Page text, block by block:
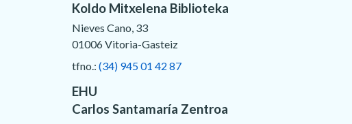
Koldo Mitxelena Biblioteka
Nieves Cano, 33
01006 Vitoria-Gasteiz
tfno.: (34) 945 01 42 87
EHU
Carlos Santamaría Zentroa